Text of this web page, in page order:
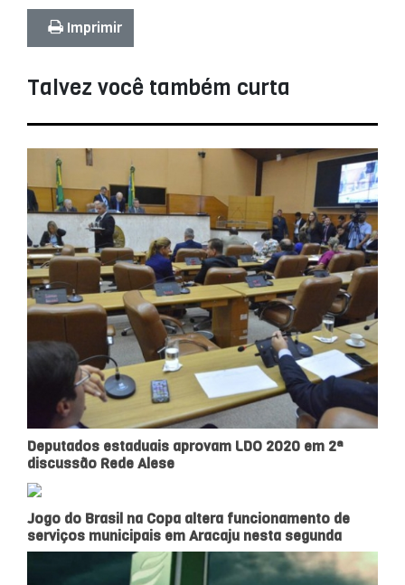
Imprimir
Talvez você também curta
Deputados estaduais aprovam LDO 2020 em 2ª
discussão Rede Alese
Jogo do Brasil na Copa altera funcionamento de
serviços municipais em Aracaju nesta segunda